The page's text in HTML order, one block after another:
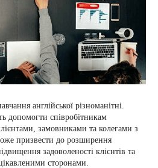
англійської різноманітні.
допомогти співробітникам
замовниками та колегами з
призвести до розширення
задоволеності клієнтів та
сторонами.